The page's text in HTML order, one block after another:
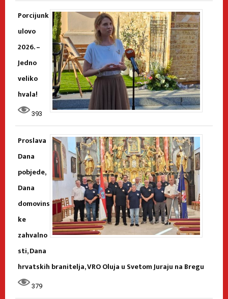
Porcijunk
ulovo
2026. –
Jedno
veliko
hvala!
393
Proslava
Dana
pobjede,
Dana
domovins
ke
zahvalno
sti, Dana
hrvatskih branitelja, VRO Oluja u Svetom Juraju na Bregu
379